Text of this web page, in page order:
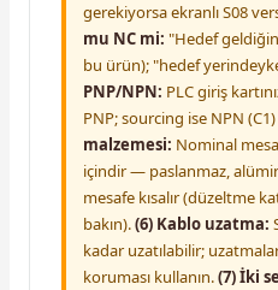
gerekiyorsa ekranlı S08
mu NC mi: "Hedef
bu ürün); "hedef
PNP/NPN: PLC giriş
PNP; sourcing ise NPN
malzemesi: Nominal
içindir — paslanmaz,
mesafe kısalır (düzeltme
bakın).(6) Kablo uzatma:
kadar uzatılabilir;
koruması kullanın.(7) İki